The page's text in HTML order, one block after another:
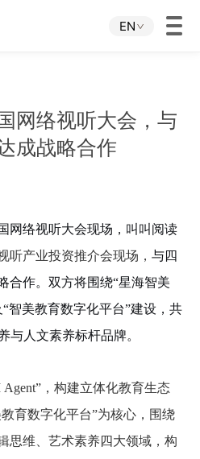
EN
网络视听大会，与
成战略合作
网络视听大会现场，叫叫阅读
听产业投资推介会现场， 与四
合作。双方将围绕“星海智美
智美教育数字化平台”建设，共
与人文素养标杆品牌。
，构建立体化教育生态
育数字化平台”为核心，围绕
思维、艺术素养四大领域，构